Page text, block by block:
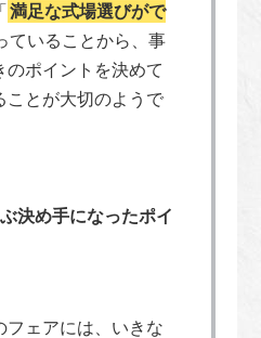
満足な式場選びがで
ていることから、事
のポイントを決めて
ことが大切のようで
決め手になったポイ
フェアには、いきな